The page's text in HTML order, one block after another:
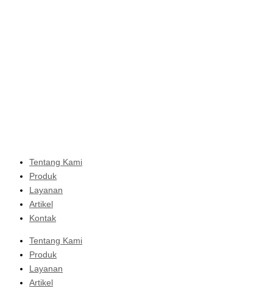
Tentang Kami
Produk
Layanan
Artikel
Kontak
Tentang Kami
Produk
Layanan
Artikel